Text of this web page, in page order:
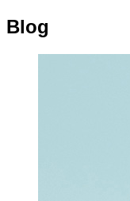
Blog